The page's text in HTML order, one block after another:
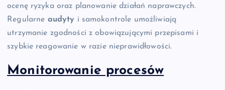
ocenę ryzyka oraz planowanie działań naprawczych.
Regularne audyty i samokontrole umożliwiają
utrzymanie zgodności z obowiązującymi przepisami i
szybkie reagowanie w razie nieprawidłowości.
Monitorowanie procesów